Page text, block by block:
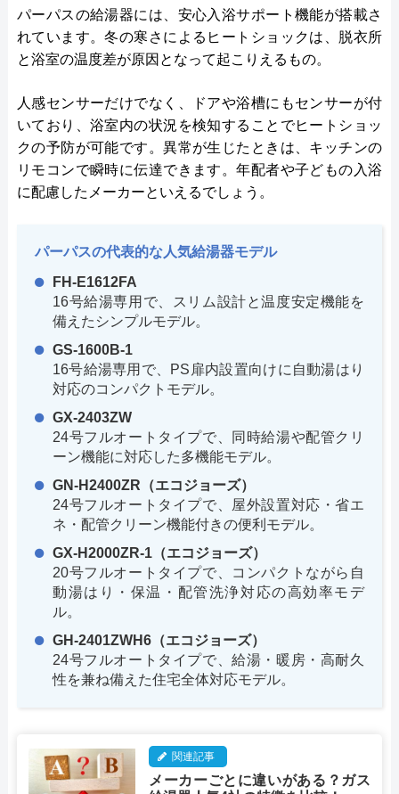
パーパスの給湯器には、安心入浴サポート機能が搭載さ
れています。冬の寒さによるヒートショックは、脱衣所
と浴室の温度差が原因となって起こりえるもの。
人感センサーだけでなく、ドアや浴槽にもセンサーが付
いており、浴室内の状況を検知することでヒートショッ
クの予防が可能です。異常が生じたときは、キッチンの
リモコンで瞬時に伝達できます。年配者や子どもの入浴
に配慮したメーカーといえるでしょう。
パーパスの代表的な人気給湯器モデル
FH-E1612FA
16号給湯専用で、スリム設計と温度安定機能を
備えたシンプルモデル。
GS-1600B-1
16号給湯専用で、PS扉内設置向けに自動湯はり
対応のコンパクトモデル。
GX-2403ZW
24号フルオートタイプで、同時給湯や配管クリ
ーン機能に対応した多機能モデル。
GN-H2400ZR（エコジョーズ）
24号フルオートタイプで、屋外設置対応・省エ
ネ・配管クリーン機能付きの便利モデル。
GX-H2000ZR-1（エコジョーズ）
20号フルオートタイプで、コンパクトながら自
動湯はり・保温・配管洗浄対応の高効率モデ
ル。
GH-2401ZWH6（エコジョーズ）
24号フルオートタイプで、給湯・暖房・高耐久
性を兼ね備えた住宅全体対応モデル。
関連記事
メーカーごとに違いがある？ガス